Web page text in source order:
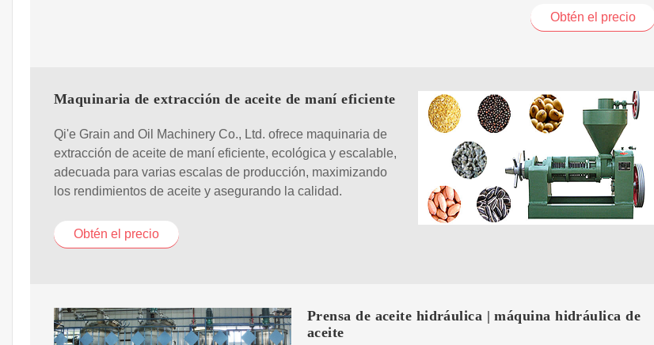
Obtén el precio
Maquinaria de extracción de aceite de maní eficiente
Qi'e Grain and Oil Machinery Co., Ltd. ofrece maquinaria de
extracción de aceite de maní eficiente, ecológica y escalable,
adecuada para varias escalas de producción, maximizando
los rendimientos de aceite y asegurando la calidad.
Obtén el precio
Prensa de aceite hidráulica | máquina hidráulica de
aceite